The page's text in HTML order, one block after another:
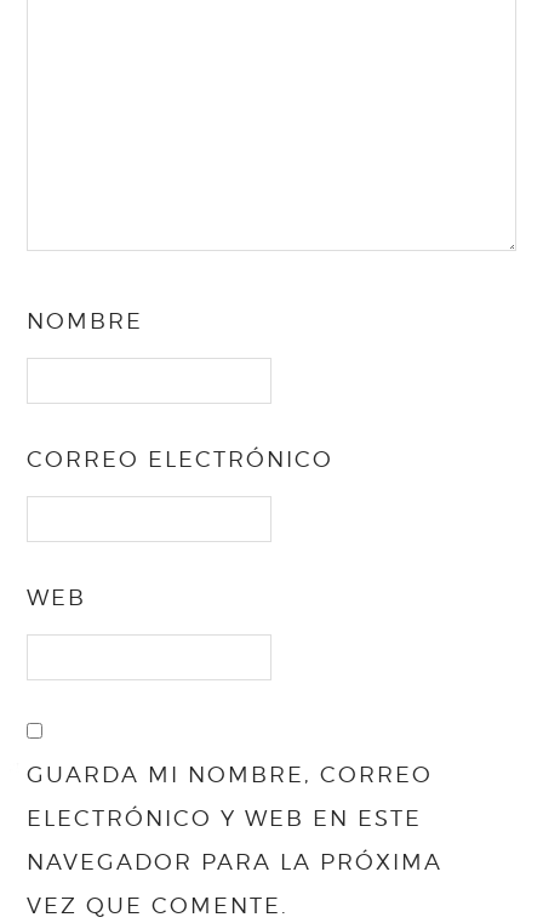
NOMBRE
CORREO ELECTRÓNICO
WEB
GUARDA MI NOMBRE, CORREO
ELECTRÓNICO Y WEB EN ESTE
NAVEGADOR PARA LA PRÓXIMA
VEZ QUE COMENTE.